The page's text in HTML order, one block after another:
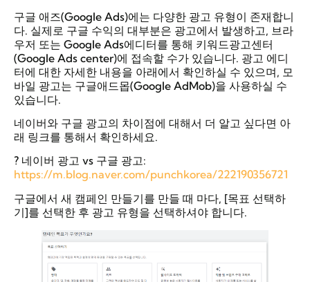
구글 애즈(Google Ads)에는 다양한 광고 유형이 존재합니
다. 실제로 구글 수익의 대부분은 광고에서 발생하고, 브라
우저 또는 Google Ads에디터를 통해 키워드광고센터
(Google Ads center)에 접속할 수가 있습니다. 광고 에디
터에 대한 자세한 내용을 아래에서 확인하실 수 있으며, 모
바일 광고는 구글애드몹(Google AdMob)을 사용하실 수
있습니다.
네이버와 구글 광고의 차이점에 대해서 더 알고 싶다면 아
래 링크를 통해서 확인하세요.
? 네이버 광고 vs 구글 광고:
https://m.blog.naver.com/punchkorea/222190356721
구글에서 새 캠페인 만들기를 만들 때 마다, [목표 선택하
기]를 선택한 후 광고 유형을 선택하셔야 합니다.